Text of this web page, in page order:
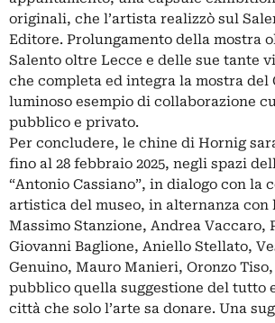
originali, che l’artista realizzò sul
Editore. Prolungamento della mostra
Salento oltre Lecce e delle sue tante
che completa ed integra la mostra del
luminoso esempio di collaborazione
pubblico e privato.
Per concludere, le chine di Hornig
fino al 28 febbraio 2025, negli spazi
“Antonio Cassiano”, in dialogo con la
artistica del museo, in alternanza con
Massimo Stanzione, Andrea Vaccaro,
Giovanni Baglione, Aniello Stellato,
Genuino, Mauro Manieri, Oronzo
pubblico quella suggestione del tutto
città che solo l’arte sa donare. Una